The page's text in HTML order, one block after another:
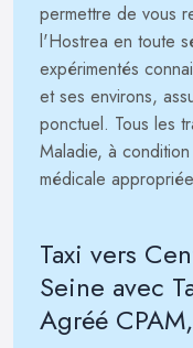
permettre de vous
l'Hostrea en toute
expérimentés
et ses environs,
ponctuel. Tous les
Maladie, à
médicale
Taxi vers
Seine avec
Agréé